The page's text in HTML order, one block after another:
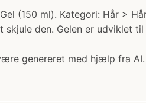
(150 ml). Kategori: Hår >
den. Gelen er udviklet
genereret med hjælp fra AI.